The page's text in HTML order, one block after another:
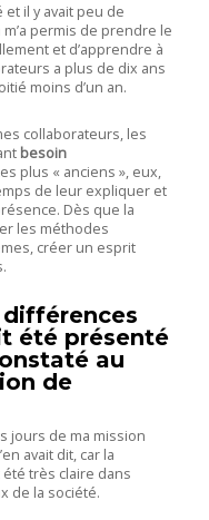
il y avait peu de
permis de prendre le
et d’apprendre à
a plus de dix ans
moins d’un an.
collaborateurs, les
besoin
plus « anciens », eux,
de leur expliquer et
Dès que la
les méthodes
créer un esprit
été présenté
au
de
jours de ma mission
avait dit, car la
été très claire dans
de la société.